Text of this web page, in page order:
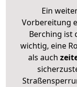
Ein
Vorbereitung
Berching ist
wichtig, eine
als auch